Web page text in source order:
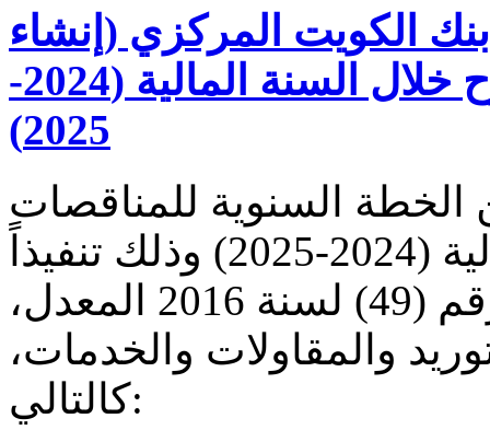
الكويت المركزي (إنشاء
المباني وصيانتها) والتي ستطرح خلال السنة المالية (2024-
2025)
السنوية للمناقصات
التي ستطرح خلال السنة المالية (2024-2025) وذلك تنفيذاً
لأحكام قانون المناقصات العامة رقم (49) لسنة 2016 المعدل،
والمقاولات والخدمات،
كالتالي: